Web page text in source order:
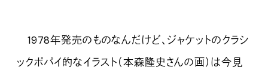
1978年発売のものなんだけど、ジャケットのクラシ
ックポパイ的なイラスト（本森隆史さんの画）は今見